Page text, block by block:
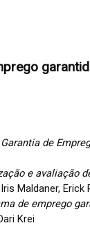
de
e avaliação
Maldaner, Erick
de emprego
Krei